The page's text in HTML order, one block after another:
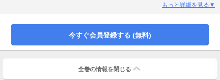
もっと詳細を見る▼
今すぐ会員登録する (無料)
全巻の情報を 閉じる